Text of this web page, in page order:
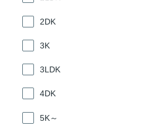
2DK
3K
3LDK
4DK
5K～